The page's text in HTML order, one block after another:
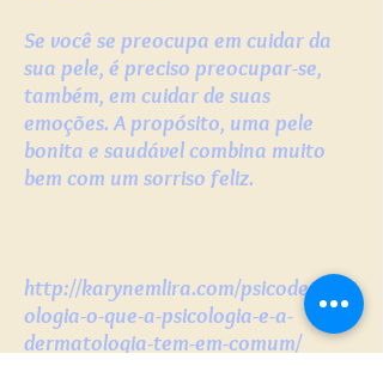
Se você se preocupa em cuidar da
sua pele, é preciso preocupar-se,
também, em cuidar de suas
emoções. A propósito, uma pele
bonita e saudável combina muito
bem com um sorriso feliz.
http://karynemlira.com/psicodermat
ologia-o-que-a-psicologia-e-a-
dermatologia-tem-em-comum/